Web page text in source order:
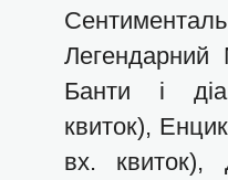
Банти і
квиток),
вх.